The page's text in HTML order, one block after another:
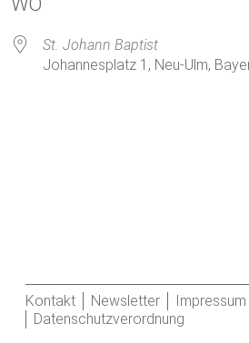
St. Johann Baptist
Johannesplatz 1, Neu-Ulm,
Kontakt Newsletter
Impressum
Datenschutzverordnung